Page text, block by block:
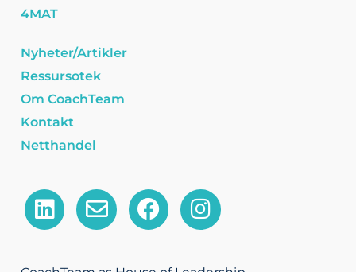
4MAT
Nyheter/Artikler
Ressursotek
Om CoachTeam
Kontakt
Netthandel
L
i
k
E
n
e
F
a
e
I
n
t